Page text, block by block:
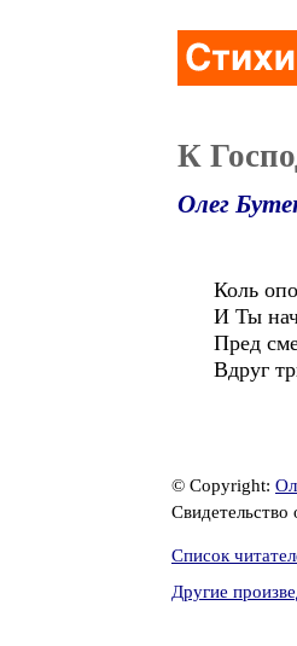
К
Олег
Коль
И Ты
Пред
Вдруг
© Copyright:
Список
Другие